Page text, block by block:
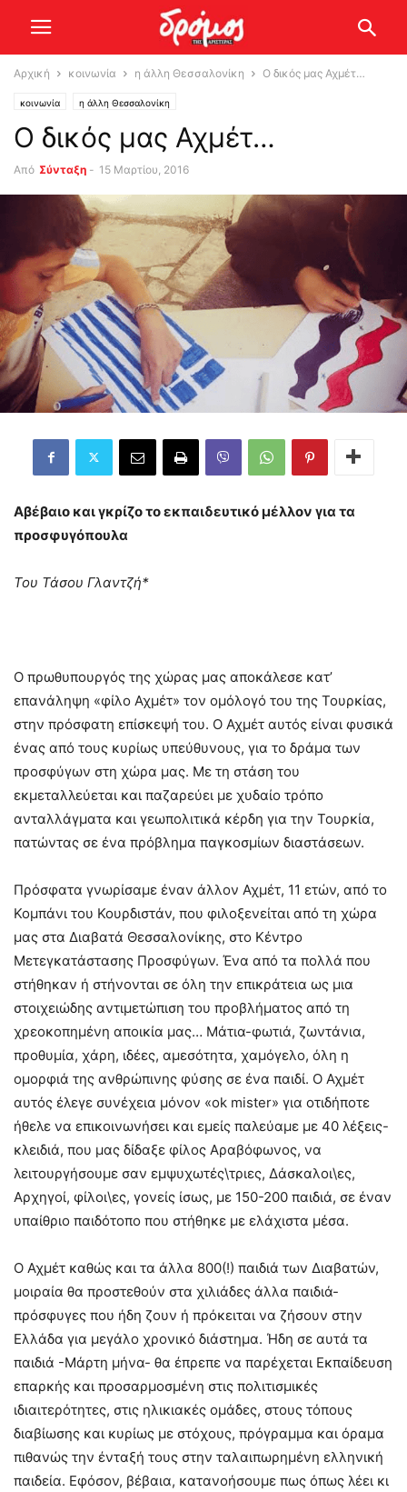
Αρχική κοινωνία η άλλη Θεσσαλονίκη Ο δικός μας Αχμέτ…
κοινωνία η άλλη Θεσσαλονίκη
Ο δικός μας Αχμέτ…
Από Σύνταξη - 15 Μαρτίου, 2016
Αβέβαιο και γκρίζο το εκπαιδευτικό μέλλον για τα
προσφυγόπουλα
Του Τάσου Γλαντζή*
Ο πρωθυπουργός της χώρας μας αποκάλεσε κατ’
επανάληψη «φίλο Αχμέτ» τον ομόλογό του της Τουρκίας,
στην πρόσφατη επίσκεψή του. O Αχμέτ αυτός είναι φυσικά
ένας από τους κυρίως υπεύθυνους, για το δράμα των
προσφύγων στη χώρα μας. Με τη στάση του
εκμεταλλεύεται και παζαρεύει με χυδαίο τρόπο
ανταλλάγματα και γεωπολιτικά κέρδη για την Τουρκία,
πατώντας σε ένα πρόβλημα παγκοσμίων διαστάσεων.
Πρόσφατα γνωρίσαμε έναν άλλον Αχμέτ, 11 ετών, από το
Κομπάνι του Κουρδιστάν, που φιλοξενείται από τη χώρα
μας στα Διαβατά Θεσσαλονίκης, στο Κέντρο
Μετεγκατάστασης Προσφύγων. Ένα από τα πολλά που
στήθηκαν ή στήνονται σε όλη την επικράτεια ως μια
στοιχειώδης αντιμετώπιση του προβλήματος από τη
χρεοκοπημένη αποικία μας… Μάτια-φωτιά, ζωντάνια,
προθυμία, χάρη, ιδέες, αμεσότητα, χαμόγελο, όλη η
ομορφιά της ανθρώπινης φύσης σε ένα παιδί. Ο Αχμέτ
αυτός έλεγε συνέχεια μόνον «ok mister» για οτιδήποτε
ήθελε να επικοινωνήσει και εμείς παλεύαμε με 40 λέξεις-
κλειδιά, που μας δίδαξε φίλος Αραβόφωνος, να
λειτουργήσουμε σαν εμψυχωτές\τριες, Δάσκαλοι\ες,
Αρχηγοί, φίλοι\ες, γονείς ίσως, με 150-200 παιδιά, σε έναν
υπαίθριο παιδότοπο που στήθηκε με ελάχιστα μέσα.
Ο Αχμέτ καθώς και τα άλλα 800(!) παιδιά των Διαβατών,
μοιραία θα προστεθούν στα χιλιάδες άλλα παιδιά-
πρόσφυγες που ήδη ζουν ή πρόκειται να ζήσουν στην
Ελλάδα για μεγάλο χρονικό διάστημα. Ήδη σε αυτά τα
παιδιά -Μάρτη μήνα- θα έπρεπε να παρέχεται Εκπαίδευση
επαρκής και προσαρμοσμένη στις πολιτισμικές
ιδιαιτερότητες, στις ηλικιακές ομάδες, στους τόπους
διαβίωσης και κυρίως με στόχους, πρόγραμμα και όραμα
πιθανώς την ένταξή τους στην ταλαιπωρημένη ελληνική
παιδεία. Εφόσον, βέβαια, κατανοήσουμε πως όπως λέει κι